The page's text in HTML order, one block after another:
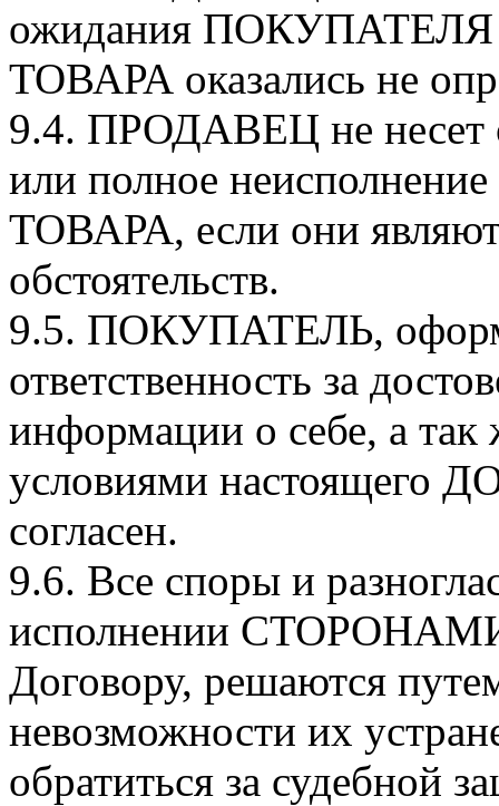
ожидания ПОКУПАТЕЛЯ о
ТОВАРА оказались не
9.4. ПРОДАВЕЦ не несет
или полное неисполнение
ТОВАРА, если они
обстоятельств.
9.5. ПОКУПАТЕЛЬ,
ответственность за
информации о себе, а так
условиями настоящего
согласен.
9.6. Все споры и
исполнении СТОРОНАМИ
Договору, решаются
невозможности их
обратиться за судебной